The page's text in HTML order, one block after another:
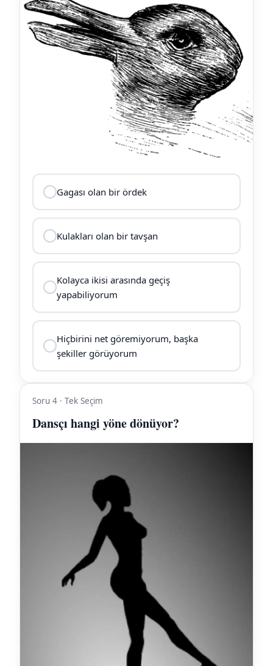
Gagası olan bir ördek
Kulakları olan bir tavşan
Kolayca ikisi arasında geçiş
yapabiliyorum
Hiçbirini net göremiyorum, başka
şekiller görüyorum
Soru 4 · Tek Seçim
Dansçı hangi yöne dönüyor?